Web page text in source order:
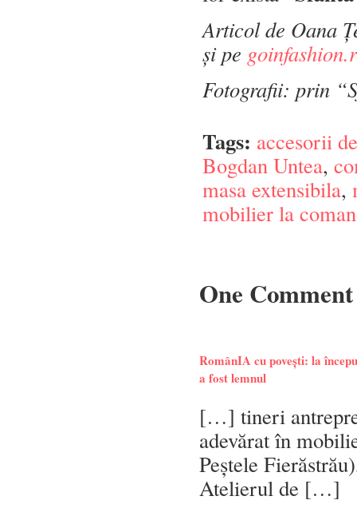
Articol de Oana
și pe
Fotografii: prin
Tags: accesorii
Bogdan Untea,
masa extensibila,
mobilier la
One Comment
RomânIA cu povești: la
a fost lemnul
[…] tineri
adevărat în
Peștele
Atelierul de […]